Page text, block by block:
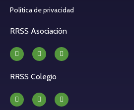
Política de privacidad
RRSS Asociación
RRSS Colegio